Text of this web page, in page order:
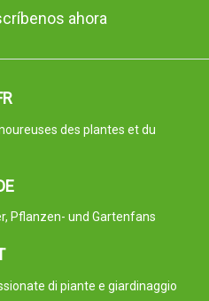
ahora
des plantes et du
Pflanzen- und Gartenfans
di piante e giardinaggio